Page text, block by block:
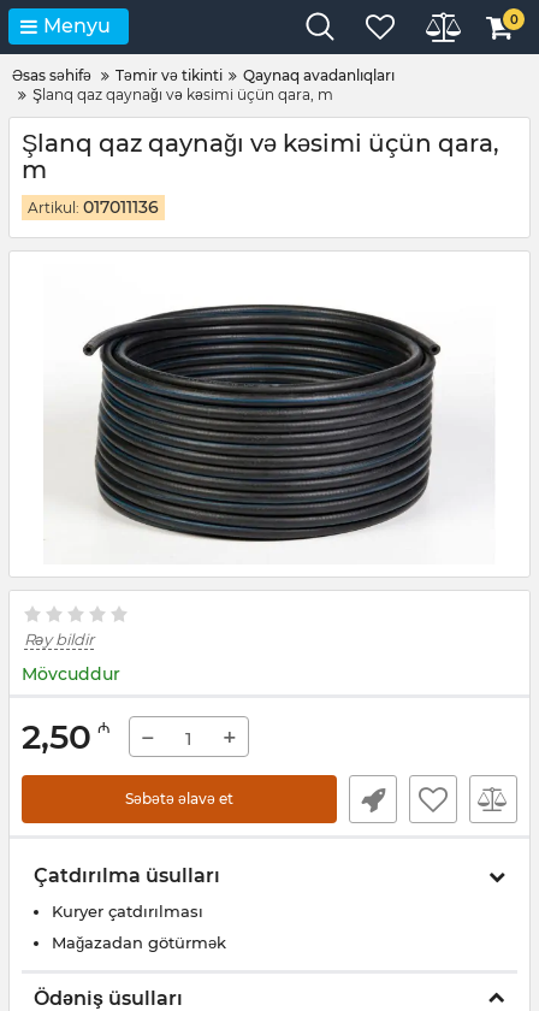
Menyu 0
Əsas səhifə Təmir və tikinti
Qaynaq avadanlıqları
Şlanq qaz qaynağı və kəsimi üçün qara, m
Şlanq qaz qaynağı və kəsimi üçün qara,
m
Artikul: 017011136
Rəy bildir
Mövcuddur
2,50 ₼ − +
Səbətə əlavə et
Çatdırılma üsulları
Kuryer çatdırılması
Mağazadan götürmək
Ödəniş üsulları